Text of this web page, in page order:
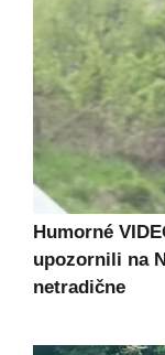
Humorné
upozornili na
netradične